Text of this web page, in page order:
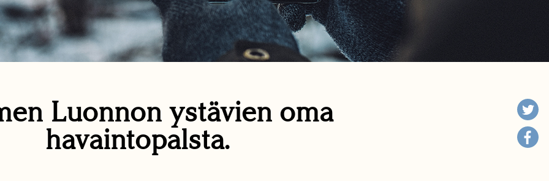
Luonnon ystävien oma
havaintopalsta.